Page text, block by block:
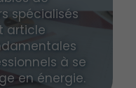
spécialisés
article
à se
en énergie.